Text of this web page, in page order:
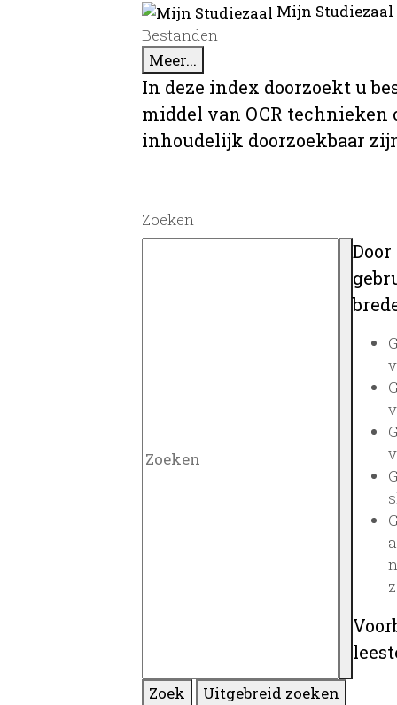
Mijn
Bestanden
Meer...
In deze index doorzoekt u
middel van OCR
inhoudelijk doorzoekbaar
Zoeken
Zoek Uitgebreid zoeken